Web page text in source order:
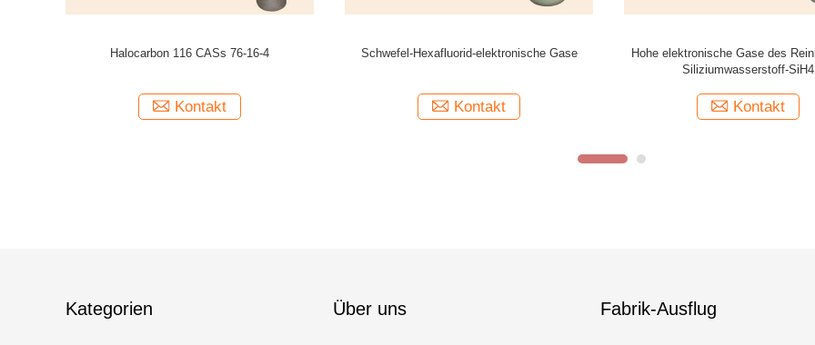
Ar-/F2/He/Neexcimer-Laser-Gas gemischt für
Kontakt
Balancen-Luftelektronengas des Isobutylen-
Kontakt
Stickstofffluorid NF3, Gas
Kontakt
Kategorien Über uns Fabrik-Ausflug